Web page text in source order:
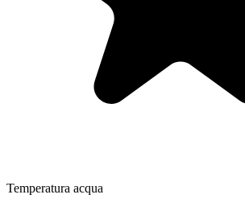
Temperatura acqua